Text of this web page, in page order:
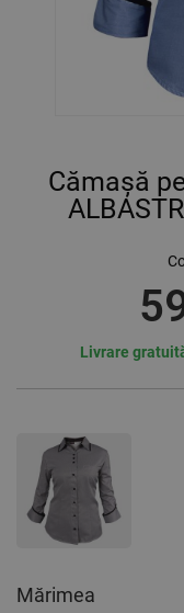
Cămașă
Livrare
Mărimea